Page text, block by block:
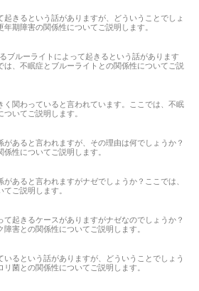
きるという話がありますが、どういうことでしょ
期障害の関係性についてご説明します。
ブルーライトによって起きるという話があります
は、不眠症とブルーライトとの関係性についてご説
く関わっていると言われています。ここでは、不眠
いてご説明します。
あると言われますが、その理由は何でしょうか？
性についてご説明します。
あると言われますがナゼでしょうか？ここでは、
ご説明します。
起きるケースがありますがナゼなのでしょうか？
害との関係性についてご説明します。
るという話がありますが、どういうことでしょう
菌との関係性についてご説明します。